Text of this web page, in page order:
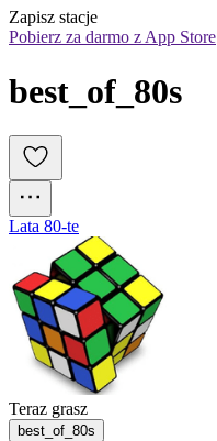
Zapisz stacje
Pobierz za darmo z App Store
best_of_80s
Lata 80-te
Teraz grasz
best_of_80s